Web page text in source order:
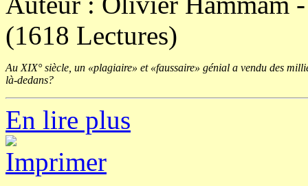
(1618 Lectures)
Au XIX° siècle, un «plagiaire» et «faussaire» génial a vendu des
là-dedans?
En lire plus